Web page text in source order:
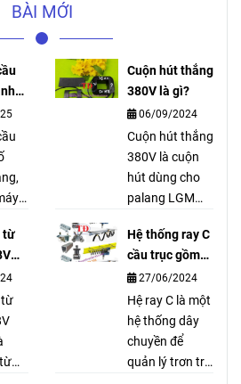
BÀI MỚI
tải
Cuộn hút thắng
380V là gì?
06/09/2024
Cuộn hút thắng
380V là cuộn
hút dùng cho
palang LGM
Công Ty Tuấn
Đạt cung cấp
dùng để thay
thế, bảo trì, bảo
dưỡng cho
palang hãng
LGM 1 tấn, 2
từ
gì?
từ
Hệ thống ray C
cầu trục gồm
những gì?
27/06/2024
Hệ ray C là một
hệ thống dây
chuyền để
quản lý trơn tru